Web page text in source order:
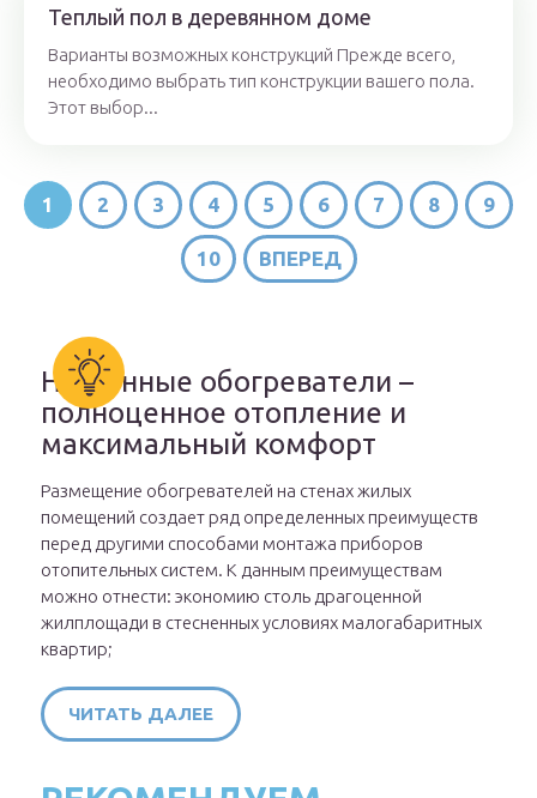
Теплый пол в деревянном доме
Варианты возможных конструкций Прежде всего,
необходимо выбрать тип конструкции вашего пола.
Этот выбор...
1 2 3 4 5 6 7 8 9
10 ВПЕРЕД
Настенные обогреватели –
полноценное отопление и
максимальный комфорт
Размещение обогревателей на стенах жилых
помещений создает ряд определенных преимуществ
перед другими способами монтажа приборов
отопительных систем. К данным преимуществам
можно отнести: экономию столь драгоценной
жилплощади в стесненных условиях малогабаритных
квартир;
ЧИТАТЬ ДАЛЕЕ